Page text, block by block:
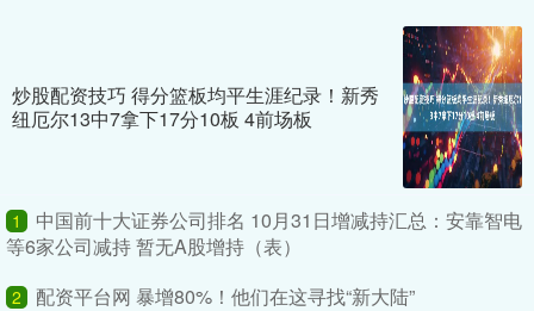
炒股配资技巧 得分篮板均平生涯纪录！新秀
纽厄尔13中7拿下17分10板 4前场板
1
中国前十大证券公司排名 10月31日增减持汇总：安靠智电
等6家公司减持 暂无A股增持（表）
2 配资平台网 暴增80%！他们在这寻找“新大陆”